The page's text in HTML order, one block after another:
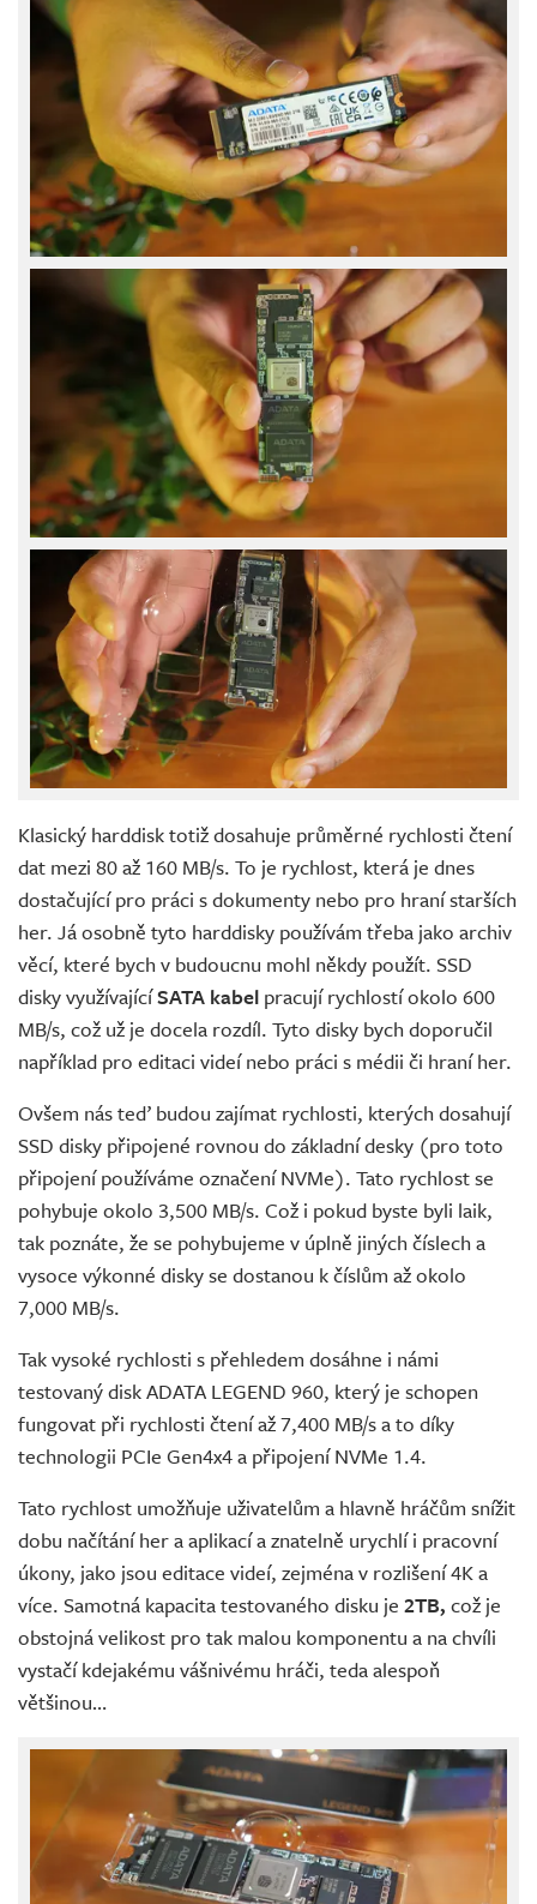
Klasický harddisk totiž dosahuje průměrné rychlosti čtení
dat mezi 80 až 160 MB/s. To je rychlost, která je dnes
dostačující pro práci s dokumenty nebo pro hraní starších
her. Já osobně tyto harddisky používám třeba jako archiv
věcí, které bych v budoucnu mohl někdy použít. SSD
disky využívajícíSATA kabel pracují rychlostí okolo 600
MB/s, což už je docela rozdíl. Tyto disky bych doporučil
například pro editaci videí nebo práci s médii či hraní her.
Ovšem nás teď budou zajímat rychlosti, kterých dosahují
SSD disky připojené rovnou do základní desky (pro toto
připojení používáme označení NVMe). Tato rychlost se
pohybuje okolo 3,500 MB/s. Což i pokud byste byli laik,
tak poznáte, že se pohybujeme v úplně jiných číslech a
vysoce výkonné disky se dostanou k číslům až okolo
7,000 MB/s.
Tak vysoké rychlosti s přehledem dosáhne i námi
testovaný disk ADATA LEGEND 960, který je schopen
fungovat při rychlosti čtení až 7,400 MB/s a to díky
technologii PCIe Gen4x4 a připojení NVMe 1.4.
Tato rychlost umožňuje uživatelům a hlavně hráčům snížit
dobu načítání her a aplikací a znatelně urychlí i pracovní
úkony, jako jsou editace videí, zejména v rozlišení 4K a
více. Samotná kapacita testovaného disku je 2TB, což je
obstojná velikost pro tak malou komponentu a na chvíli
vystačí kdejakému vášnivému hráči, teda alespoň
většinou…